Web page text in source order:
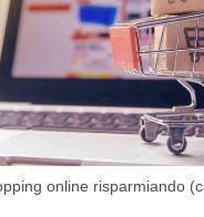
online risparmiando